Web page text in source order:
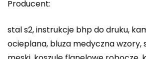
Producent:
stal s2, instrukcje bhp do druku,
ocieplana, bluza medyczna wzory,